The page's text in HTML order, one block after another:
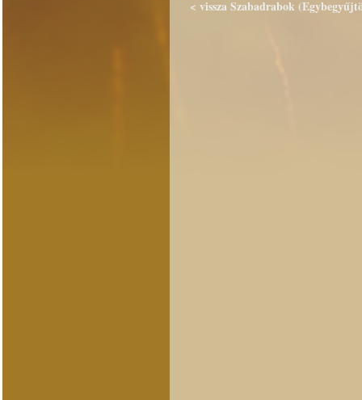
< vissza Szabadrabok